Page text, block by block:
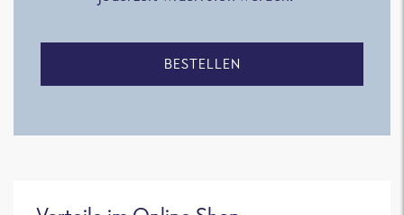
BESTELLEN